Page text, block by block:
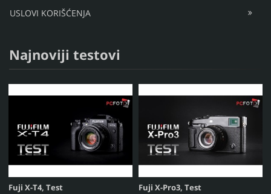
USLOVI KORIŠĆENJA
Najnoviji testovi
Fuji X-T4, Test Fuji X-Pro3, Test